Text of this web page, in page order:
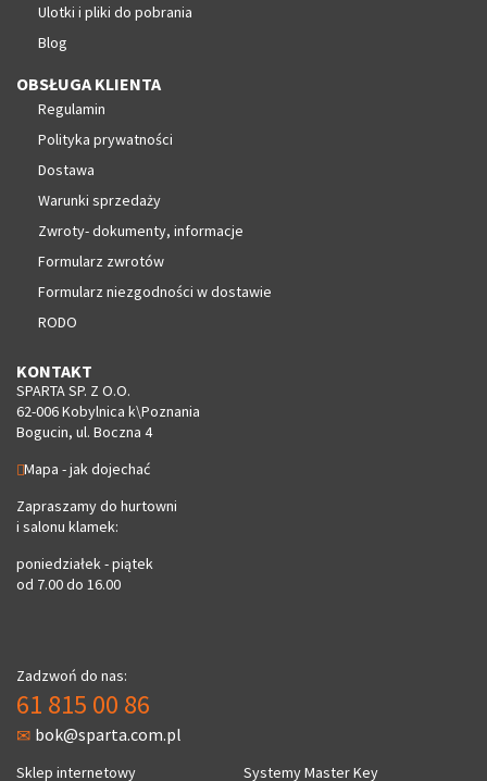
Ulotki i pliki do pobrania
Blog
OBSŁUGA KLIENTA
Regulamin
Polityka prywatności
Dostawa
Warunki sprzedaży
Zwroty- dokumenty, informacje
Formularz zwrotów
Formularz niezgodności w dostawie
RODO
KONTAKT
SPARTA SP. Z O.O.
62-006 Kobylnica k\Poznania
Bogucin, ul. Boczna 4
Mapa - jak dojechać
Zapraszamy do hurtowni
i salonu klamek:
poniedziałek - piątek
od 7.00 do 16.00
Zadzwoń do nas:
61 815 00 86
bok@sparta.com.pl
Sklep internetowy Systemy Master Key